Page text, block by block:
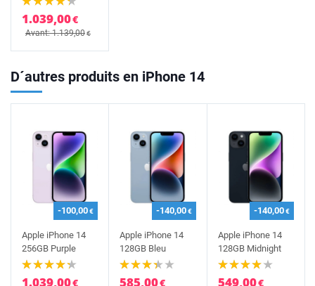
1.039,00€
Avant: 1.139,00€
D´autres produits en iPhone 14
-100,00€
Apple iPhone 14
256GB Purple
1.039,00€
-140,00€
Apple iPhone 14
128GB Bleu
585,00€
-140,00€
Apple iPhone 14
128GB Midnight
549,00€